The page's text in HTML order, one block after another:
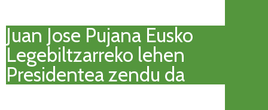
Juan Jose Pujana Eusko
Legebiltzarreko lehen
Presidentea zendu da